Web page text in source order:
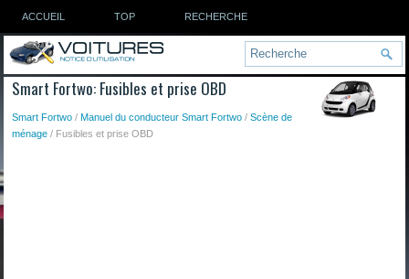
ACCUEIL TOP RECHERCHE
Smart Fortwo: Fusibles et prise OBD
Smart Fortwo /Manuel du conducteur Smart Fortwo /Scène de
ménage / Fusibles et prise OBD